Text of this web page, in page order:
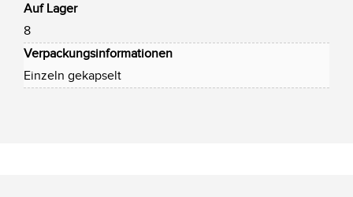
Auf Lager
8
Verpackungsinformationen
Einzeln gekapselt